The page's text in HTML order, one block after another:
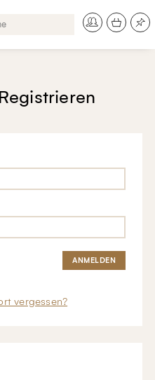
vergessen?